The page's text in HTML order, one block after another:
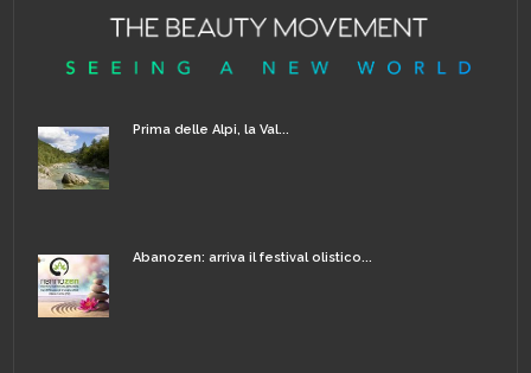
Prima delle Alpi, la Val...
Abanozen: arriva il festival olistico...